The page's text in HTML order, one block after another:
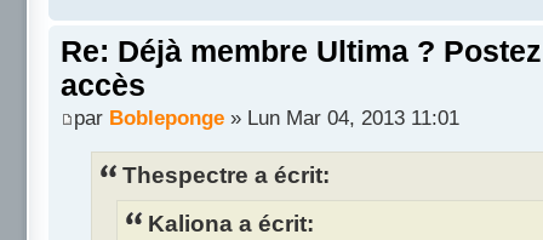
Re: Déjà membre Ultima ?
accès
par Bobleponge » Lun Mar 04, 2013 11:01
Thespectre a écrit:
Kaliona a écrit: